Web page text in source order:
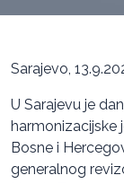
Sarajevo,
U Sarajevu je
harmonizacijske
Bosne i
generalnog